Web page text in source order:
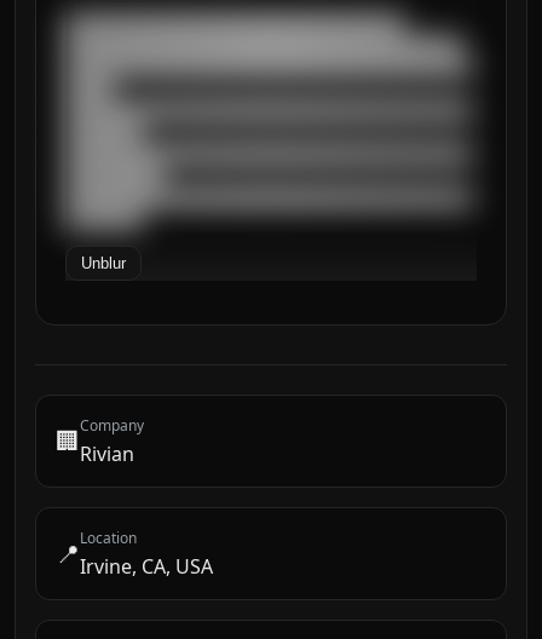
███████████████████████████████████
█████████████████████████████████████████
██████████████████████████████████████████
████████
Unblur
🏢Company
Rivian
📍Location
Irvine, CA, USA